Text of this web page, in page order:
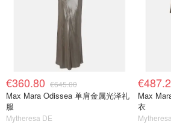
€360.80 €645.00
Max Mara Odissea 单肩金属光泽礼
服
Mytheresa DE
Max
衣